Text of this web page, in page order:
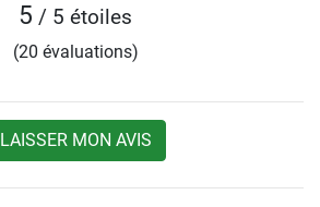
5 / 5 étoiles
(20 évaluations)
LAISSER MON AVIS